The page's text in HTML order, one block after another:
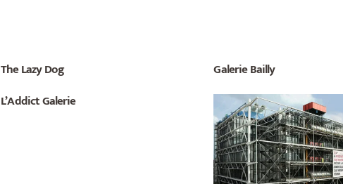
The Lazy Dog
Galerie Bailly
L’Addict Galerie